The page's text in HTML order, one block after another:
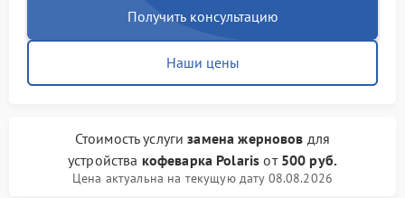
Получить консультацию
Наши цены
Стоимость услугизамена жерновов для
устройства кофеварка Polaris от 500 руб.
Цена актуальна на текущую дату 08.08.2026